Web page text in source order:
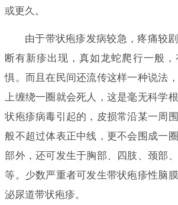
或更久。
由于带状疱疹发病较急，疼痛较
断有新疹出现，真如龙蛇爬行一般
惧。而且在民间还流传这样一种说法
上缠绕一圈就会死人，这是毫无科学
状疱疹病毒引起的，皮损常沿某一周
般不超过体表正中线，更不会围成一
部外，还可发生于胸部、四肢、颈部
等。少数严重者可发生带状疱疹性脑
泌尿道带状疱疹。